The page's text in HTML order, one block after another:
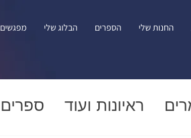
החנות שלי הספרים הבלוג שלי מפגשים
ראיונות ועוד ספרים